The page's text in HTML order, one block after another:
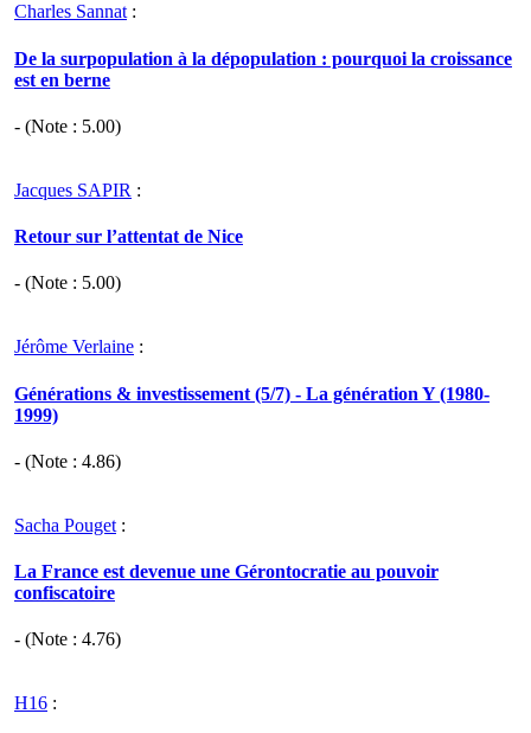
Charles Sannat :
De la surpopulation à la dépopulation : pourquoi la croissance
est en berne
- (Note : 5.00)
Jacques SAPIR :
Retour sur l’attentat de Nice
- (Note : 5.00)
Jérôme Verlaine :
Générations & investissement (5/7) - La génération Y (1980-
1999)
- (Note : 4.86)
Sacha Pouget :
La France est devenue une Gérontocratie au pouvoir
confiscatoire
- (Note : 4.76)
H16 :